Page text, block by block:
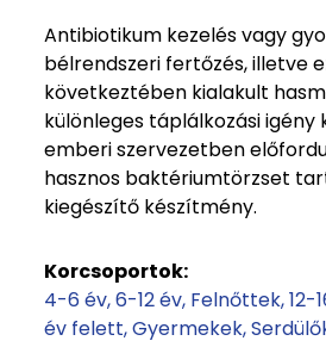
Antibiotikum kezelés vagy
bélrendszeri fertőzés, illetve
következtében kialakult
különleges táplálkozási igény
emberi szervezetben
hasznos baktériumtörzset
kiegészítő készítmény.
Korcsoportok:
4-6 év 6-12 év Felnőttek 12-
év felett Gyermekek